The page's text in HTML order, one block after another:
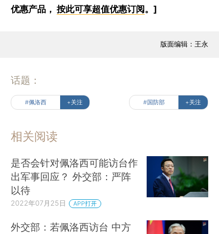
优惠产品，按此可享超值优惠订阅。]
版面编辑：王永
话题：
#佩洛西 +关注 #国防部 +关注
相关阅读
是否会针对佩洛西可能访台作
出军事回应？ 外交部：严阵
以待
2022年07月25日 APP打开
外交部：若佩洛西访台 中方